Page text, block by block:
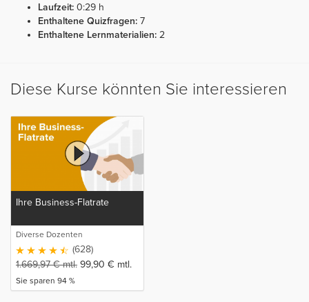
Laufzeit: 0:29 h
Enthaltene Quizfragen: 7
Enthaltene Lernmaterialien: 2
Diese Kurse könnten Sie interessieren
Ihre Business-Flatrate
Diverse Dozenten
(628)
1.669,97€mtl. 99,90 € mtl.
Sie sparen 94 %